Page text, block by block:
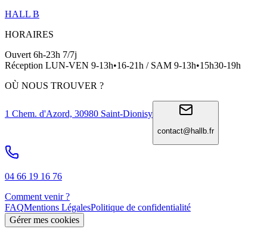
HALL B
HORAIRES
Ouvert 6h-23h 7/7j
Réception LUN-VEN 9-13h•16-21h / SAM 9-13h•15h30-19h
OÙ NOUS TROUVER ?
1 Chem. d'Azord, 30980 Saint-Dionisy
contact@hallb.fr
04 66 19 16 76
Comment venir ?
FAQMentions LégalesPolitique de confidentialité
Gérer mes cookies